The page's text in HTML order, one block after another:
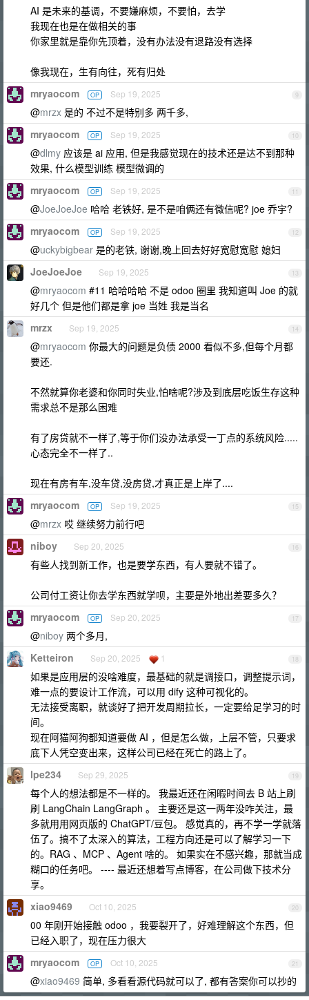
AI 是未来的基调，不要嫌麻烦，不要怕，去学
我现在也是在做相关的事
你家里就是靠你先顶着，没有办法没有退路没有选择
像我现在，生有向往，死有归处
9
mryaocom OP Sep 19, 2025
@mrzx 是的 不过不是特别多 两千多,
10
mryaocom OP Sep 19, 2025
@dlmy 应该是 ai 应用, 但是我感觉现在的技术还是达不到那种
效果, 什么模型训练 模型微调的
11
mryaocom OP Sep 19, 2025
@JoeJoeJoe 哈哈 老铁好, 是不是咱俩还有微信呢? joe 乔宇?
12
mryaocom OP Sep 19, 2025
@uckybigbear 是的老铁, 谢谢,晚上回去好好宽慰宽慰 媳妇
13
JoeJoeJoe Sep 19, 2025
@mryaocom #11 哈哈哈哈 不是 odoo 圈里 我知道叫 Joe 的就
好几个 但是他们都是拿 joe 当姓 我是当名
14
mrzx Sep 19, 2025
@mryaocom 你最大的问题是负债 2000 看似不多,但每个月都
要还.
不然就算你老婆和你同时失业,怕啥呢?涉及到底层吃饭生存这种
需求总不是那么困难
有了房贷就不一样了,等于你们没办法承受一丁点的系统风险.....
心态完全不一样了..
现在有房有车,没车贷,没房贷,才真正是上岸了....
15
mryaocom OP Sep 19, 2025
@mrzx 哎 继续努力前行吧
16
niboy Sep 20, 2025
有些人找到新工作，也是要学东西，有人要就不错了。
公司付工资让你去学东西就学呗，主要是外地出差要多久？
17
mryaocom OP Sep 20, 2025
@niboy 两个多月,
18
Ketteiron Sep 20, 2025 1
如果是应用层的没啥难度，最基础的就是调接口，调整提示词，
难一点的要设计工作流，可以用 dify 这种可视化的。
无法接受离职，就谈好了把开发周期拉长，一定要给足学习的时
间。
现在阿猫阿狗都知道要做 AI ，但是怎么做，上层不管，只要求
底下人凭空变出来，这样公司已经在死亡的路上了。
19
lpe234 Sep 29, 2025
每个人的想法都是不一样的。 我最近还在闲暇时间去 B 站上刷
刷 LangChain LangGraph 。 主要还是这一两年没咋关注，最
多就用用网页版的 ChatGPT/豆包。 感觉真的，再不学一学就落
伍了。搞不了太深入的算法，工程方向还是可以了解学习一下
的。RAG 、MCP 、Agent 啥的。 如果实在不感兴趣，那就当成
糊口的任务吧。 ---- 最近还想着写点博客，在公司做下技术分
享。
20
xiao9469 Oct 10, 2025
00 年刚开始接触 odoo ，我要裂开了，好难理解这个东西，但
已经入职了，现在压力很大
21
mryaocom OP Oct 10, 2025
@xiao9469 简单, 多看看源代码就可以了, 都有答案你可以抄的